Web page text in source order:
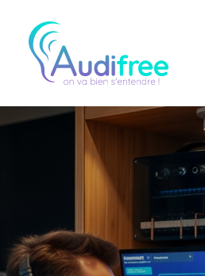
Logiciel Audioprothésiste
Contact réseau